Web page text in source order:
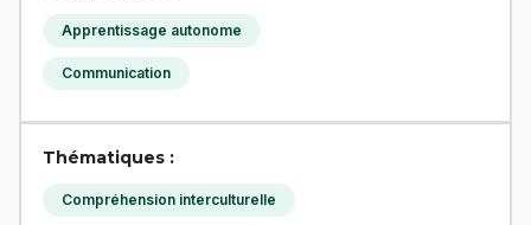
Apprentissage autonome
Communication
Thématiques :
Compréhension interculturelle